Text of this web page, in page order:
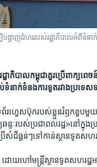
ាញ​ជំហរ​របស់​រដ្ឋាភិបាល​អំពី​ទំនាក់
ភិបាល​កម្ពុជា​គួរ​ប្រើ​ពាក្យ​ពេច
នាក់​ទំនង​ការ​ទូត​រវាង​ប្រទេស​
រ​ហ្វេសប៊ុក​របស់​ខ្លួន​រំឭក​ខួប​មួយ​ឆ្
ៈ​របស់​ប្រជា​ពលរដ្ឋ»​នៅ​ក្នុង​ប្
ើ​សំដី​ធ្ងន់ៗ​ទៅ​កាន់​ស្ថាន​ទូត​សហ​រ
ដោយហៅ​មន្ត្រី​ស្ថានទូត​សហ​រដ្ឋ​អ